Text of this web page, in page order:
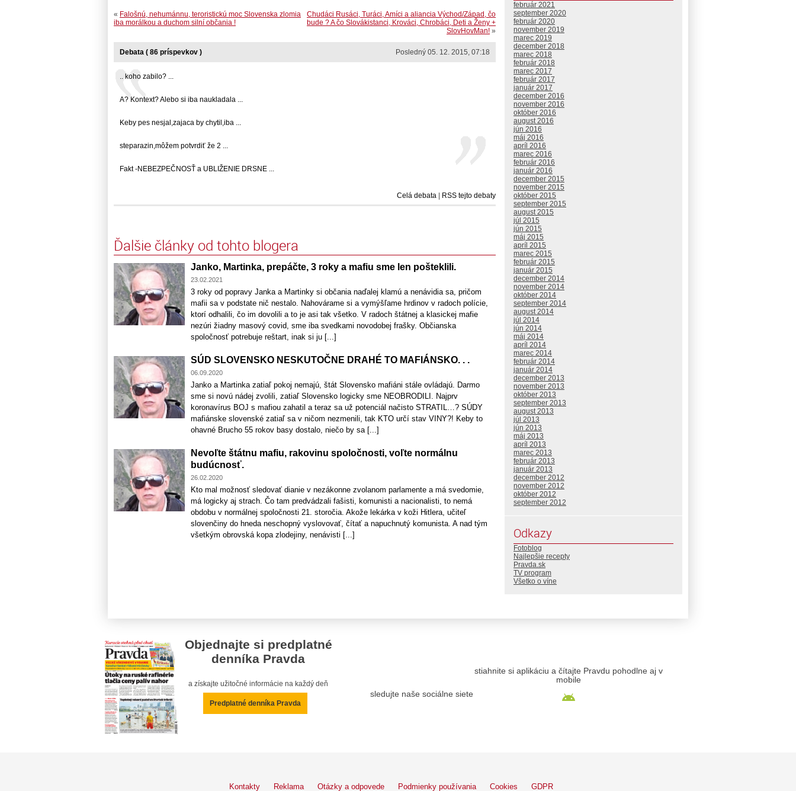
Chudáci Rusáci, Turáci, Amíci a aliancia Východ/Západ, čo
bude ? A čo Slovákistanci, Krováci, Chrobáci, Deti a Ženy +
SlovHovMan! »
« Falošnú, nehumánnu, teroristickú moc Slovenska zlomia
iba morálkou a duchom silní občania !
Posledný 05. 12. 2015, 07:18
Debata ( 86 príspevkov )
.. koho zabilo? ...
A? Kontext? Alebo si iba naukladala ...
Keby pes nesjal,zajaca by chytil,iba ...
steparazin,môžem potvrdiť že 2 ...
Fakt -NEBEZPEČNOSŤ a UBLIŽENIE DRSNE ...
Celá debata | RSS tejto debaty
Ďalšie články od tohto blogera
Janko, Martinka, prepáčte, 3 roky a mafiu sme len pošteklili.
23.02.2021
3 roky od popravy Janka a Martinky si občania naďalej klamú a nenávidia sa, pričom
mafii sa v podstate nič nestalo. Nahovárame si a vymýšľame hrdinov v radoch polície,
ktorí odhalili, čo im dovolili a to je asi tak všetko. V radoch štátnej a klasickej mafie
nezúri žiadny masový covid, sme iba svedkami novodobej frašky. Občianska
spoločnosť potrebuje reštart, inak si ju [...]
SÚD SLOVENSKO NESKUTOČNE DRAHÉ TO MAFIÁNSKO. . .
06.09.2020
Janko a Martinka zatiaľ pokoj nemajú, štát Slovensko mafiáni stále ovládajú. Darmo
sme si novú nádej zvolili, zatiaľ Slovensko logicky sme NEOBRODILI. Najprv
koronavírus BOJ s mafiou zahatil a teraz sa už potenciál načisto STRATIL…? SÚDY
mafiánske slovenské zatiaľ sa v ničom nezmenili, tak KTO určí stav VINY?! Keby to
ohavné Brucho 55 rokov basy dostalo, niečo by sa [...]
Nevoľte štátnu mafiu, rakovinu spoločnosti, voľte normálnu
budúcnosť.
26.02.2020
Kto mal možnosť sledovať dianie v nezákonne zvolanom parlamente a má svedomie,
má logicky aj strach. Čo tam predvádzali fašisti, komunisti a nacionalisti, to nemá
obdobu v normálnej spoločnosti 21. storočia. Akože lekárka v koži Hitlera, učiteľ
slovenčiny do hneda neschopný vyslovovať, čítať a napuchnutý komunista. A nad tým
všetkým obrovská kopa zlodejiny, nenávisti [...]
február 2021
september 2020
február 2020
november 2019
marec 2019
december 2018
marec 2018
február 2018
marec 2017
február 2017
január 2017
december 2016
november 2016
október 2016
august 2016
jún 2016
máj 2016
apríl 2016
marec 2016
február 2016
január 2016
december 2015
november 2015
október 2015
september 2015
august 2015
júl 2015
jún 2015
máj 2015
apríl 2015
marec 2015
február 2015
január 2015
december 2014
november 2014
október 2014
september 2014
august 2014
júl 2014
jún 2014
máj 2014
apríl 2014
marec 2014
február 2014
január 2014
december 2013
november 2013
október 2013
september 2013
august 2013
júl 2013
jún 2013
máj 2013
apríl 2013
marec 2013
február 2013
január 2013
december 2012
november 2012
október 2012
september 2012
Odkazy
Fotoblog
Najlepšie recepty
Pravda.sk
TV program
Všetko o víne
Objednajte si predplatné
denníka Pravda
a získajte užitočné informácie na každý deň
Predplatné denníka Pravda
sledujte naše sociálne siete
stiahnite si aplikáciu a čítajte Pravdu pohodlne aj v
mobile
Kontakty Reklama Otázky a odpovede Podmienky používania Cookies GDPR